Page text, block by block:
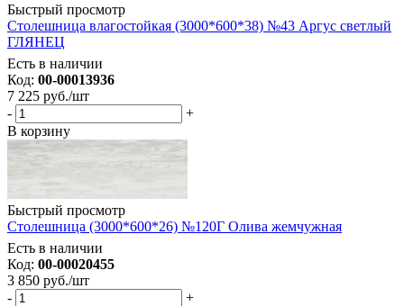
Быстрый просмотр
Столешница влагостойкая (3000*600*38) №43 Аргус светлый
ГЛЯНЕЦ
Есть в наличии
Код: 00-00013936
7 225 руб./шт
-
+
В корзину
Быстрый просмотр
Столешница (3000*600*26) №120Г Олива жемчужная
Есть в наличии
Код: 00-00020455
3 850 руб./шт
-
+